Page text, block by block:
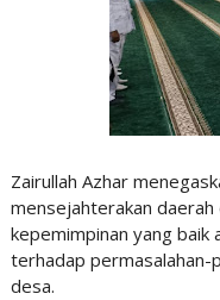
Zairullah Azhar
mensejahterakan daerah
kepemimpinan yang baik
terhadap permasalahan-
desa.